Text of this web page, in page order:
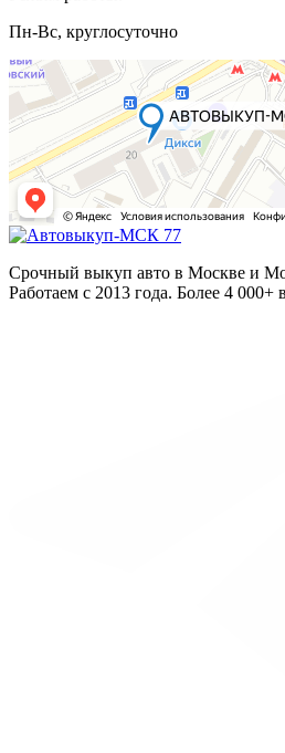
Пн-Вс, круглосуточно
Срочный выкуп авто в Москве и
Работаем с 2013 года. Более 4